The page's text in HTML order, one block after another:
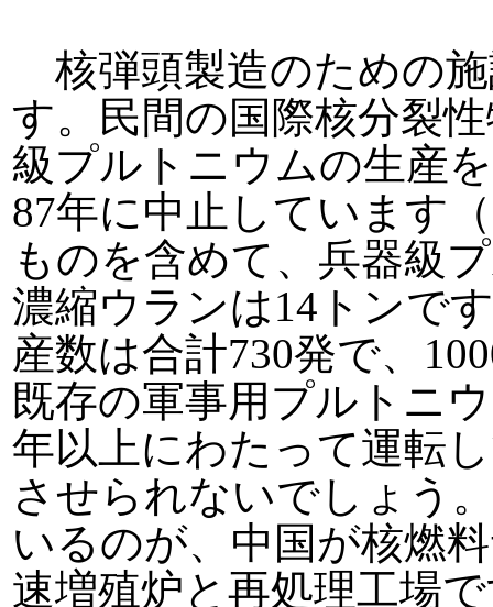
核弾頭製造のための
す。民間の国際核分裂
級プルトニウムの生産
87年に中止しています
ものを含めて、兵器級
濃縮ウランは14トンで
産数は合計730発で、
既存の軍事用プルトニ
年以上にわたって運転
させられないでしょう
いるのが、中国が核燃
速増殖炉と再処理工場